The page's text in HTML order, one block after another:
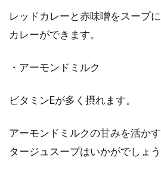
レッドカレーと赤味噌をスープ
カレーができます。
・アーモンドミルク
ビタミンEが多く摂れます。
アーモンドミルクの甘みを活か
タージュスープはいかがでしょう